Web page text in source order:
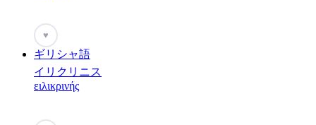
♥
ギリシャ語
イリクリニス
ειλικρινής